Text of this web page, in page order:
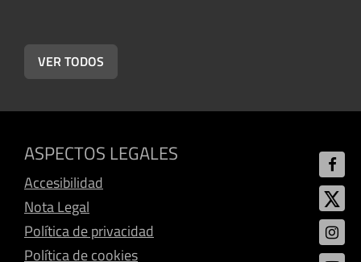
VER TODOS
ASPECTOS LEGALES
Accesibilidad
Nota Legal
Política de privacidad
Política de cookies